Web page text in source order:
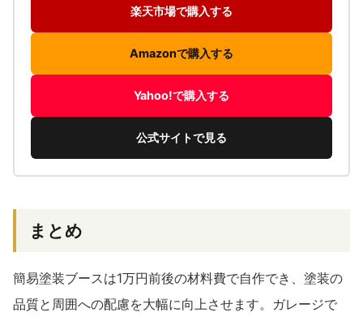
楽天市場で購入する
Amazonで購入する
Yahoo!で購入する
公式サイトで見る
まとめ
簡易塗装ブースは1万円前後の材料費で自作でき、塗装の
品質と周囲への配慮を大幅に向上させます。ガレージで